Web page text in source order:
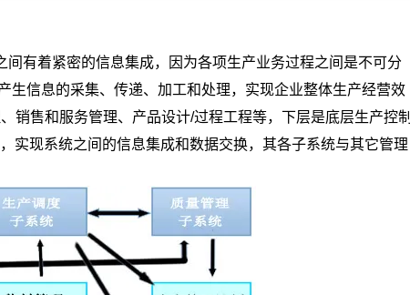
间有着紧密的信息集成，因为各项生产业务过程之间是不可分
生信息的采集、传递、加工和处理，实现企业整体生产经营效
销售和服务管理、产品设计/过程工程等，下层是底层生产控制
实现系统之间的信息集成和数据交换，其各子系统与其它管理